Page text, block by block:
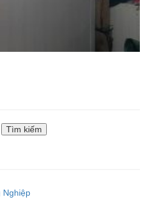
Nghiệp